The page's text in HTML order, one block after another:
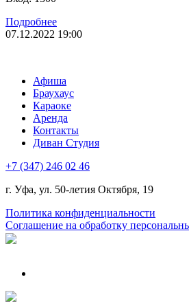
Подробнее
07.12.2022 19:00
Афиша
Браухаус
Караоке
Аренда
Контакты
Диван Студия
+7 (347) 246 02 46
г. Уфа, ул. 50-летия Октября, 19
Политика конфиденциальности
Соглашение на обработку